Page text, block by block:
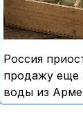
Россия
продажу еще
воды из